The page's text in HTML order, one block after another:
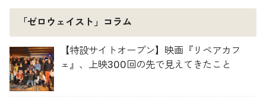
「ゼロウェイスト」コラム
【特設サイトオープン】映画『リペアカフ
ェ』、上映300回の先で見えてきたこと